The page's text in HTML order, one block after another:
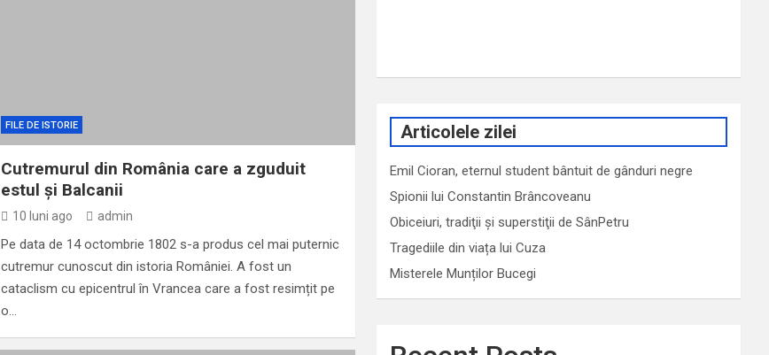
FILE DE ISTORIE
Cutremurul din România care a zguduit
estul și Balcanii
10 luni ago admin
Pe data de 14 octombrie 1802 s-a produs cel mai puternic
cutremur cunoscut din istoria României. A fost un
cataclism cu epicentrul în Vrancea care a fost resimțit pe
o…
Articolele zilei
Emil Cioran, eternul student bântuit de gânduri negre
Spionii lui Constantin Brâncoveanu
Obiceiuri, tradiţii şi superstiţii de SânPetru
Tragediile din viața lui Cuza
Misterele Munților Bucegi